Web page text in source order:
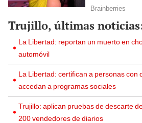
Trujillo, últimas
La Libertad: reportan un muerto en
automóvil
La Libertad: certifican a personas con
accedan a programas sociales
Trujillo: aplican pruebas de descarte
200 vendedores de diarios